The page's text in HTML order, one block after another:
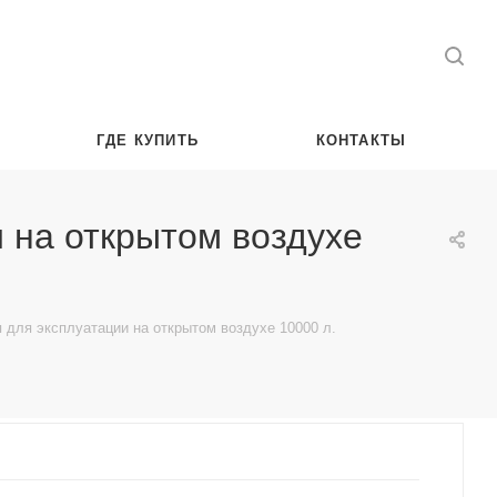
ГДЕ КУПИТЬ КОНТАКТЫ
открытом воздухе
эксплуатации на открытом воздухе 10000 л.